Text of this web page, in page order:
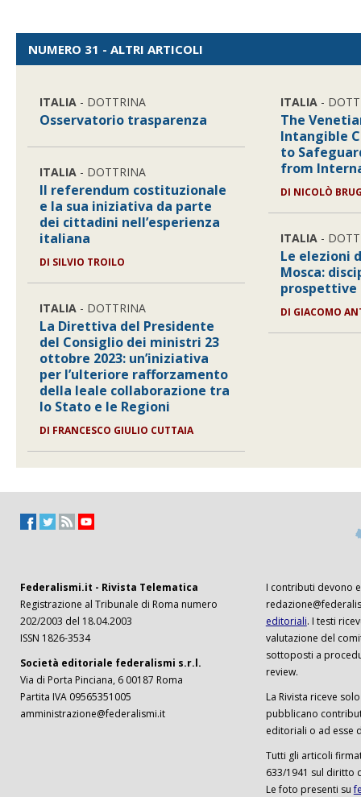
NUMERO 31 - ALTRI ARTICOLI
ITALIA - DOTTRINA
Osservatorio trasparenza
ITALIA - DOTTRINA
Il referendum costituzionale
e la sua iniziativa da parte
dei cittadini nell’esperienza
italiana
DI SILVIO TROILO
ITALIA - DOTTRINA
La Direttiva del Presidente
del Consiglio dei ministri 23
ottobre 2023: un’iniziativa
per l’ulteriore rafforzamento
della leale collaborazione tra
lo Stato e le Regioni
DI FRANCESCO GIULIO CUTTAIA
ITALIA -
The
Intangible
to
from
DI NICOLÒ
ITALIA -
Le elezioni
Mosca:
prospettive
DI GIACOMO
Federalismi.it - Rivista Telematica
Registrazione al Tribunale di Roma numero
202/2003 del 18.04.2003
ISSN 1826-3534
Società editoriale federalismi s.r.l.
Via di Porta Pinciana, 6 00187 Roma
Partita IVA 09565351005
amministrazione@federalismi.it
I contributi devono
editoriali. I testi
valutazione del
sottoposti a
review.
La Rivista riceve
pubblicano
editoriali o ad esse
Tutti gli articoli
633/1941 sul diritto
Le foto presenti su